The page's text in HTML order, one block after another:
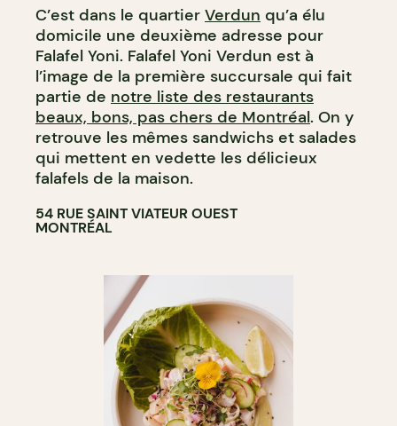
C’est dans le quartier Verdun qu’a élu
domicile une deuxième adresse pour
Falafel Yoni. Falafel Yoni Verdun est à
l’image de la première succursale qui fait
partie de notre liste des restaurants
beaux, bons, pas chers de Montréal. On y
retrouve les mêmes sandwichs et salades
qui mettent en vedette les délicieux
falafels de la maison.
54 RUE SAINT VIATEUR OUEST
MONTRÉAL